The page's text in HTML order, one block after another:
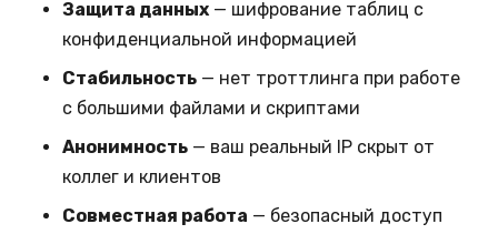
Защита данных — шифрование таблиц с
конфиденциальной информацией
Стабильность — нет троттлинга при работе
с большими файлами и скриптами
Анонимность — ваш реальный IP скрыт от
коллег и клиентов
Совместная работа — безопасный доступ